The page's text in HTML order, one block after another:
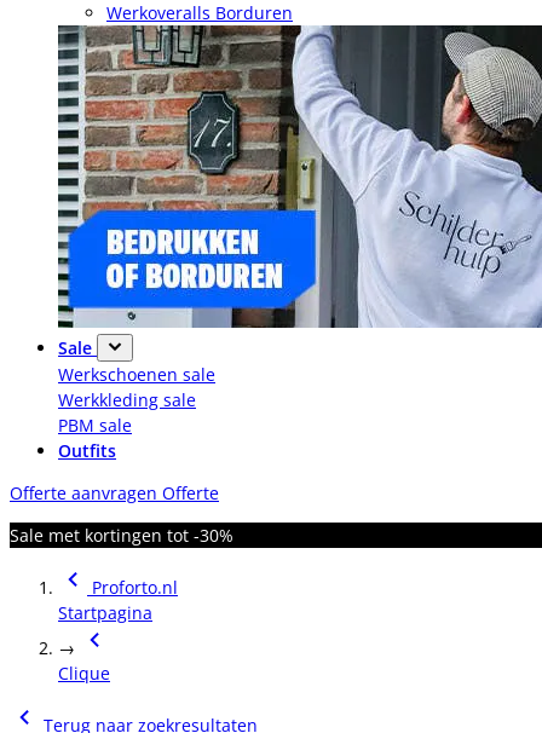
Werkoveralls Borduren
Sale
Werkschoenen sale
Werkkleding sale
PBM sale
Outfits
Offerte aanvragen Offerte
Sale met kortingen tot -30%
Proforto.nl
Startpagina
→
Clique
Terug naar zoekresultaten